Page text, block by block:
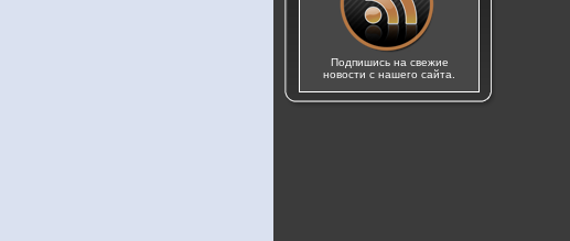
Подпишись на свежие
новости с нашего сайта.